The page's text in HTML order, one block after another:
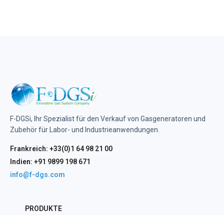
F-DGSi, Ihr Spezialist für den Verkauf von Gasgeneratoren und
Zubehör für Labor- und Industrieanwendungen.
Frankreich: +33(0)1 64 98 21 00
Indien: +91 9899 198 671
info@f-dgs.com
PRODUKTE